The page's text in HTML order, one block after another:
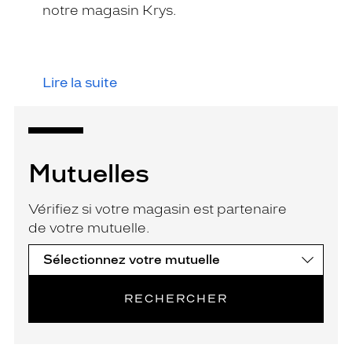
notre magasin Krys.
Lire la suite
Mutuelles
Vérifiez si votre magasin est partenaire
de votre mutuelle.
RECHERCHER